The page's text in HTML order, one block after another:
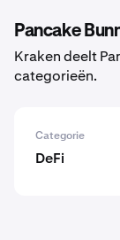
Pancake
Kraken deelt
categorieën.
Categorie
DeFi